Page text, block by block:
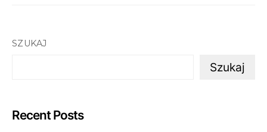
SZUKAJ
Szukaj
Recent Posts